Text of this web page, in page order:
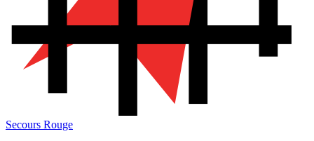
Secours Rouge